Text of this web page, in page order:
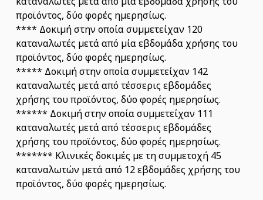
προϊόντος, δύο φορές ημερησίως.
**** Δοκιμή στην οποία συμμετείχαν 120
καταναλωτές μετά από μία εβδομάδα χρήσης του
προϊόντος, δύο φορές ημερησίως.
***** Δοκιμή στην οποία συμμετείχαν 142
καταναλωτές μετά από τέσσερις εβδομάδες
χρήσης του προϊόντος, δύο φορές ημερησίως.
****** Δοκιμή στην οποία συμμετείχαν 111
καταναλωτές μετά από τέσσερις εβδομάδες
χρήσης του προϊόντος, δύο φορές ημερησίως.
******* Κλινικές δοκιμές με τη συμμετοχή 45
καταναλωτών μετά από 12 εβδομάδες χρήσης του
προϊόντος, δύο φορές ημερησίως.